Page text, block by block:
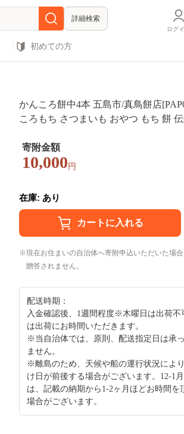
詳細検索
ログ
初めての方
かんころ餅中4本 五島市/真鳥餅店
ころもち さつまいも おやつ もち 餅
寄附金額
10,000 円
在庫: あり
現在お住まいの自治体へ寄附申込いただいた場
贈答されません。
配送時期：
入金確認後、1週間程度※木曜日は出荷不
は出荷にお時間いただきます。
※当自治体では、原則、配送指定日は承
ません。
※離島のため、天候や船の運行状況によ
け日が前後する場合がございます。12-1
は、記載の納期から1-2ヶ月ほどお時間を
場合がございます。